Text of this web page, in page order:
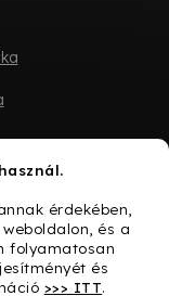
érdekében,
és a
folyamatosan
és
>>> ITT.